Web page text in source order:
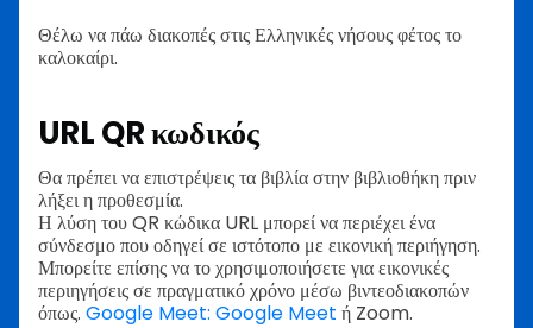
Θέλω να πάω διακοπές στις Ελληνικές νήσους φέτος το
καλοκαίρι.
URL QR κωδικός
Θα πρέπει να επιστρέψεις τα βιβλία στην βιβλιοθήκη πριν
λήξει η προθεσμία.
Η λύση του QR κώδικα URL μπορεί να περιέχει ένα
σύνδεσμο που οδηγεί σε ιστότοπο με εικονική περιήγηση.
Μπορείτε επίσης να το χρησιμοποιήσετε για εικονικές
περιηγήσεις σε πραγματικό χρόνο μέσω βιντεοδιακοπών
όπως. Google Meet: Google Meet ή Zoom.